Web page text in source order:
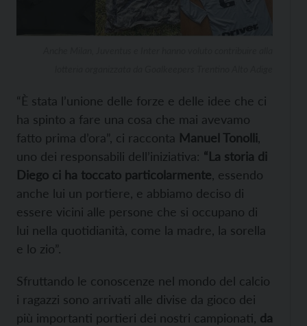
“È stata l’unione delle forze e delle idee che ci
ha spinto a fare una cosa che mai avevamo
fatto prima d’ora”, ci racconta Manuel Tonolli
uno dei responsabili dell’iniziativa: “La storia di
Diego ci ha toccato particolarmente , essendo
anche lui un portiere, e abbiamo deciso di
essere vicini alle persone che si occupano di
lui nella quotidianità, come la madre, la sorella
e lo zio”.
Sfruttando le conoscenze nel mondo del calcio
i ragazzi sono arrivati alle divise da gioco dei
più importanti portieri dei nostri campionati, da